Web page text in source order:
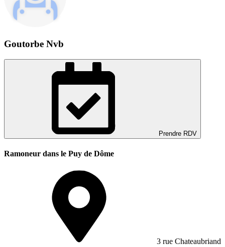
Goutorbe Nvb
Prendre RDV
Ramoneur dans le Puy de Dôme
3 rue Chateaubriand